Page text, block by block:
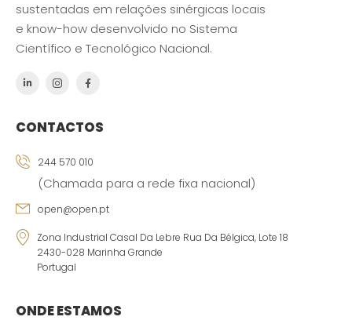
sustentadas em relações sinérgicas locais
e know-how desenvolvido no Sistema
Científico e Tecnológico Nacional.
CONTACTOS
244 570 010
(Chamada para a rede fixa nacional)
open@open.pt
Zona Industrial Casal Da Lebre Rua Da Bélgica, Lote 18
2430-028 Marinha Grande
Portugal
ONDE ESTAMOS